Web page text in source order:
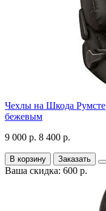
Чехлы на Шкода
бежевым
9 000 р. 8 400 р.
В корзину Заказать
Ваша скидка: 600 р.